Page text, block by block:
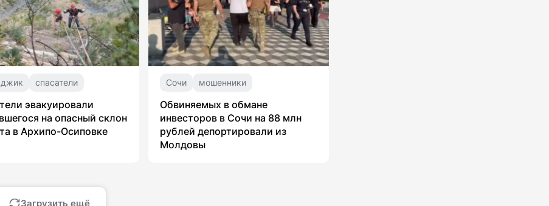
спасатели
эвакуировали
на опасный склон
в Архипо-Осиповке
Сочи мошенники
Обвиняемых в обмане
инвесторов в Сочи на 88 млн
рублей депортировали из
Молдовы
Загрузить ещё